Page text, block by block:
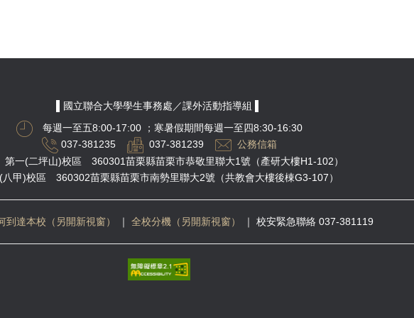
▌國立聯合大學學生事務處／課外活動指導組 ▌
每週一至五8:00-17:00
；寒暑假期間每週一至四8:30-16:30
037-381235
037-381239
公務信箱
第一(二坪山)校區 360301苗栗縣苗栗市恭敬里聯大1號（產研大樓H1-102）
八甲)校區 360302苗栗縣苗栗市南勢里聯大2號（共教會大樓後棟G3-107）
到達本校（另開新視窗） ｜ 全校分機（另開新視窗） ｜ 校安緊急聯絡 037-381119